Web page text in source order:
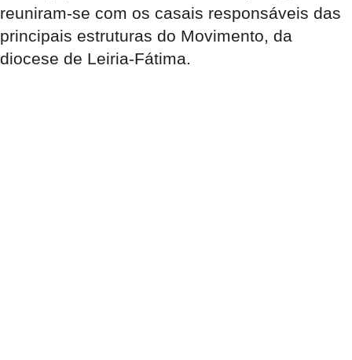
reuniram-se com os casais responsáveis das
principais estruturas do Movimento, da
diocese de Leiria-Fátima.